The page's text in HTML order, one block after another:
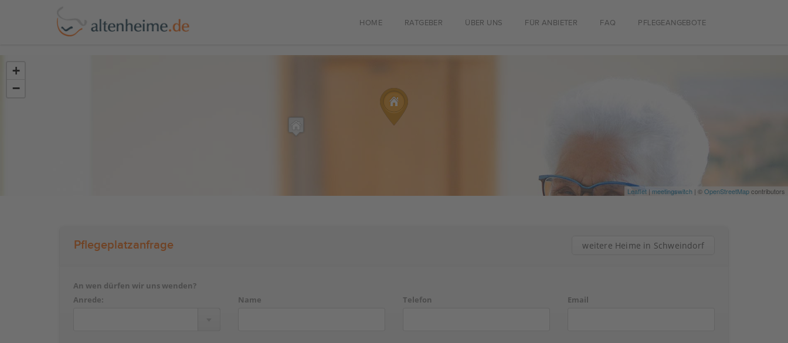
HOME RATGEBER ÜBER UNS FÜR ANBIETER FAQ PFLEGEANGEBOTE
+
−
Leaflet | meetingswitch | ©OpenStreetMapcontributors
Pflegeplatzanfrage weitere Heime in Schweindorf
An wen dürfen wir uns wenden?
Anrede:
Name Telefon Email